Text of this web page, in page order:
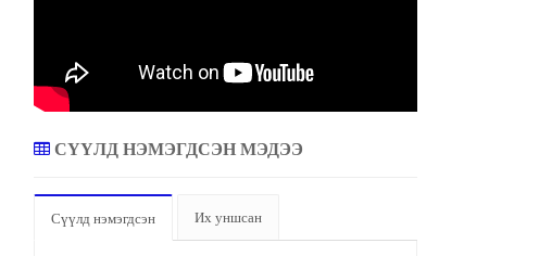
СҮҮЛД НЭМЭГДСЭН МЭДЭЭ
Сүүлд нэмэгдсэн Их уншсан